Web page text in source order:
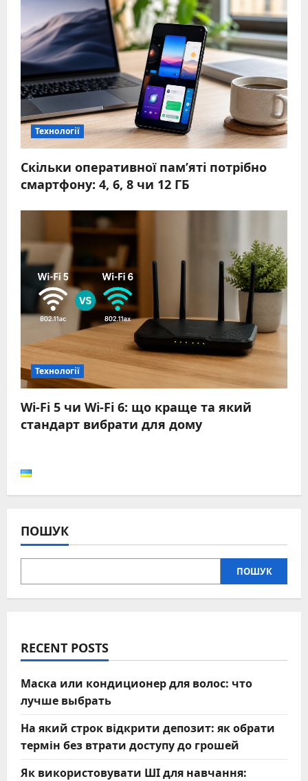
Технології
Скільки оперативної пам’яті потрібно
смартфону: 4, 6, 8 чи 12 ГБ
Технології
Wi-Fi 5 чи Wi-Fi 6: що краще та який
стандарт вибрати для дому
ПОШУК
ПОШУК
RECENT POSTS
Маска или кондиционер для волос: что
лучше выбрать
На який строк відкрити депозит: як обрати
термін без втрати доступу до грошей
Як використовувати ШІ для навчання: